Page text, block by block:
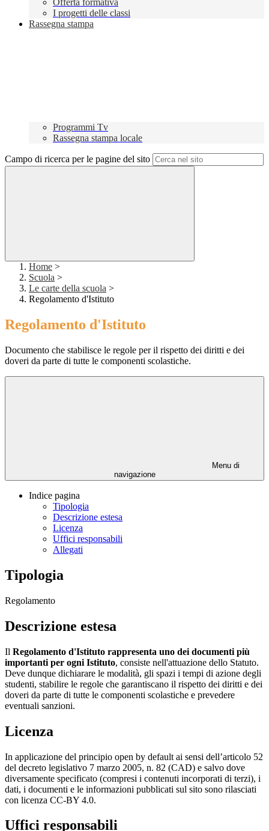
Offerta formativa
I progetti delle classi
Rassegna stampa
Programmi Tv
Rassegna stampa locale
Campo di ricerca per le pagine del sito
Home >
Scuola >
Le carte della scuola >
Regolamento d'Istituto
Regolamento d'Istituto
Documento che stabilisce le regole per il rispetto dei diritti e dei
doveri da parte di tutte le componenti scolastiche.
Menu di
navigazione
Indice pagina
Tipologia
Descrizione estesa
Licenza
Uffici responsabili
Allegati
Tipologia
Regolamento
Descrizione estesa
Il Regolamento d'Istituto rappresenta uno dei documenti più
importanti per ogni Istituto, consiste nell'attuazione dello Statuto.
Deve dunque dichiarare le modalità, gli spazi i tempi di azione degli
studenti, stabilire le regole che garantiscano il rispetto dei diritti e dei
doveri da parte di tutte le componenti scolastiche e prevedere
eventuali sanzioni.
Licenza
In applicazione del principio open by default ai sensi dell’articolo 52
del decreto legislativo 7 marzo 2005, n. 82 (CAD) e salvo dove
diversamente specificato (compresi i contenuti incorporati di terzi), i
dati, i documenti e le informazioni pubblicati sul sito sono rilasciati
con licenza CC-BY 4.0.
Uffici responsabili